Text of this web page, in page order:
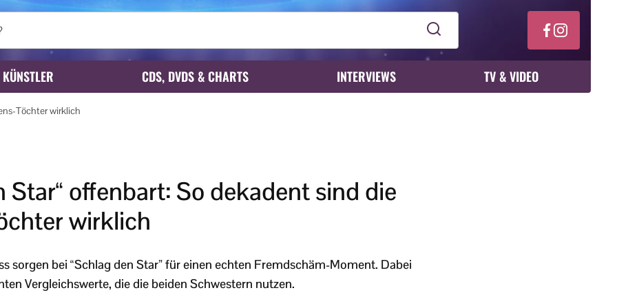
KÜNSTLER CDS, DVDS & CHARTS INTERVIEWS TV & VIDEO
Töchter wirklich
Star“ offenbart: So dekadent sind die
wirklich
sorgen bei “Schlag den Star” für einen echten Fremdschäm-Moment. Dabei
Vergleichswerte, die die beiden Schwestern nutzen.